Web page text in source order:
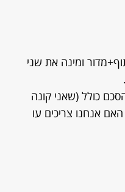
ומינה את שני
כולל (שאני קונה
אנחנו צריכים עו